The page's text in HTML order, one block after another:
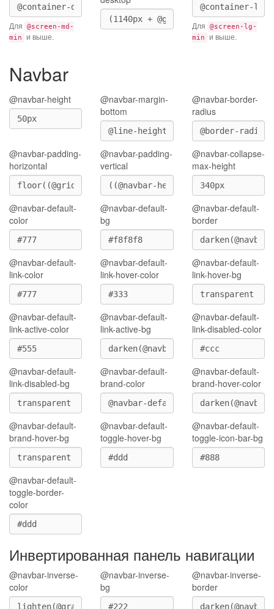
Для
@screen-md-
min
и выше.
Для
@screen-lg-
min
и выше.
Navbar
@navbar-height
@navbar-margin-
bottom
@navbar-border-
radius
@navbar-padding-
horizontal
@navbar-padding-
vertical
@navbar-collapse-
max-height
@navbar-default-
color
@navbar-default-
bg
@navbar-default-
border
@navbar-default-
link-color
@navbar-default-
link-hover-color
@navbar-default-
link-hover-bg
@navbar-default-
link-active-color
@navbar-default-
link-active-bg
@navbar-default-
link-disabled-color
@navbar-default-
link-disabled-bg
@navbar-default-
brand-color
@navbar-default-
brand-hover-color
@navbar-default-
brand-hover-bg
@navbar-default-
toggle-hover-bg
@navbar-default-
toggle-icon-bar-bg
@navbar-default-
toggle-border-
color
Инвертированная панель навигации
@navbar-inverse-
color
@navbar-inverse-
bg
@navbar-inverse-
border